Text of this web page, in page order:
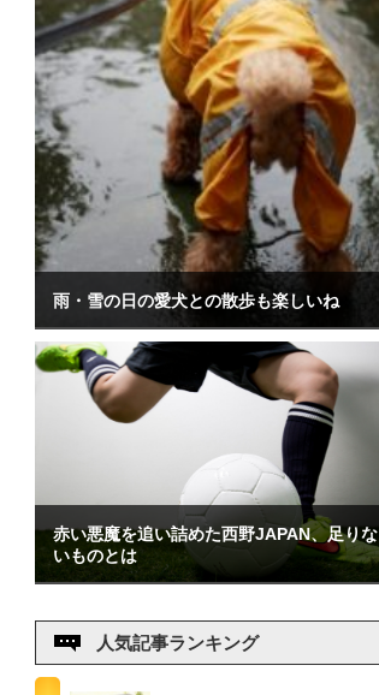
雨・雪の日の愛犬との散歩も楽しいね
赤い悪魔を追い詰めた西野JAPAN、足りな
いものとは
人気記事ランキング